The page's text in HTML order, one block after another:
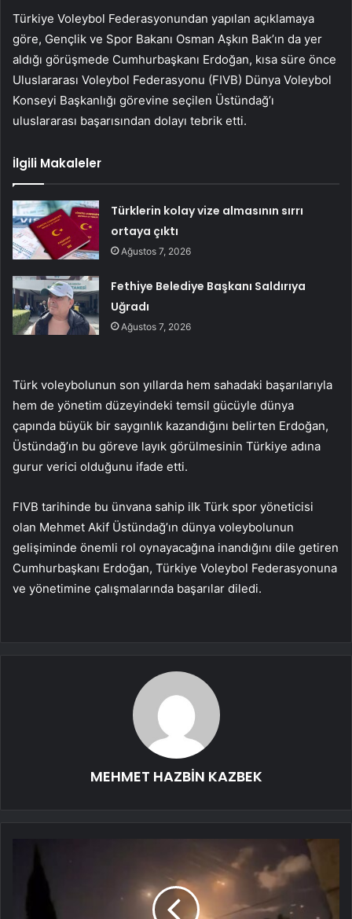
Türkiye Voleybol Federasyonundan yapılan açıklamaya
göre, Gençlik ve Spor Bakanı Osman Aşkın Bak’ın da yer
aldığı görüşmede Cumhurbaşkanı Erdoğan, kısa süre önce
Uluslararası Voleybol Federasyonu (FIVB) Dünya Voleybol
Konseyi Başkanlığı görevine seçilen Üstündağ’ı
uluslararası başarısından dolayı tebrik etti.
İlgili Makaleler
Türklerin kolay vize almasının sırrı
ortaya çıktı
Ağustos 7, 2026
Fethiye Belediye Başkanı Saldırıya
Uğradı
Ağustos 7, 2026
Türk voleybolunun son yıllarda hem sahadaki başarılarıyla
hem de yönetim düzeyindeki temsil gücüyle dünya
çapında büyük bir saygınlık kazandığını belirten Erdoğan,
Üstündağ’ın bu göreve layık görülmesinin Türkiye adına
gurur verici olduğunu ifade etti.
FIVB tarihinde bu ünvana sahip ilk Türk spor yöneticisi
olan Mehmet Akif Üstündağ’ın dünya voleybolunun
gelişiminde önemli rol oynayacağına inandığını dile getiren
Cumhurbaşkanı Erdoğan, Türkiye Voleybol Federasyonuna
ve yönetimine çalışmalarında başarılar diledi.
MEHMET HAZBİN KAZBEK